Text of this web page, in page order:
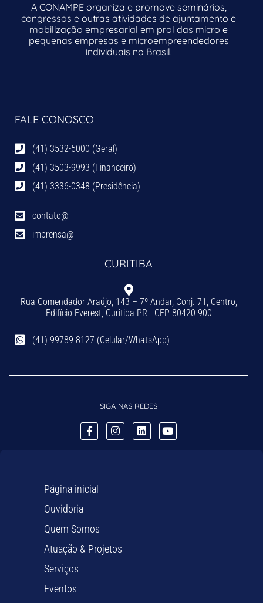
A CONAMPE organiza e promove seminários,
congressos e outras atividades de ajuntamento e
mobilização empresarial em prol das micro e
pequenas empresas e microempreendedores
individuais no Brasil.
FALE CONOSCO
(41) 3532-5000 (Geral)
(41) 3503-9993 (Financeiro)
(41) 3336-0348 (Presidência)
contato@
imprensa@
CURITIBA
Rua Comendador Araújo, 143 – 7º Andar, Conj. 71, Centro,
Edifício Everest, Curitiba-PR - CEP 80420-900
(41) 99789-8127 (Celular/WhatsApp)
SIGA NAS REDES
Página inicial
Ouvidoria
Quem Somos
Atuação & Projetos
Serviços
Eventos